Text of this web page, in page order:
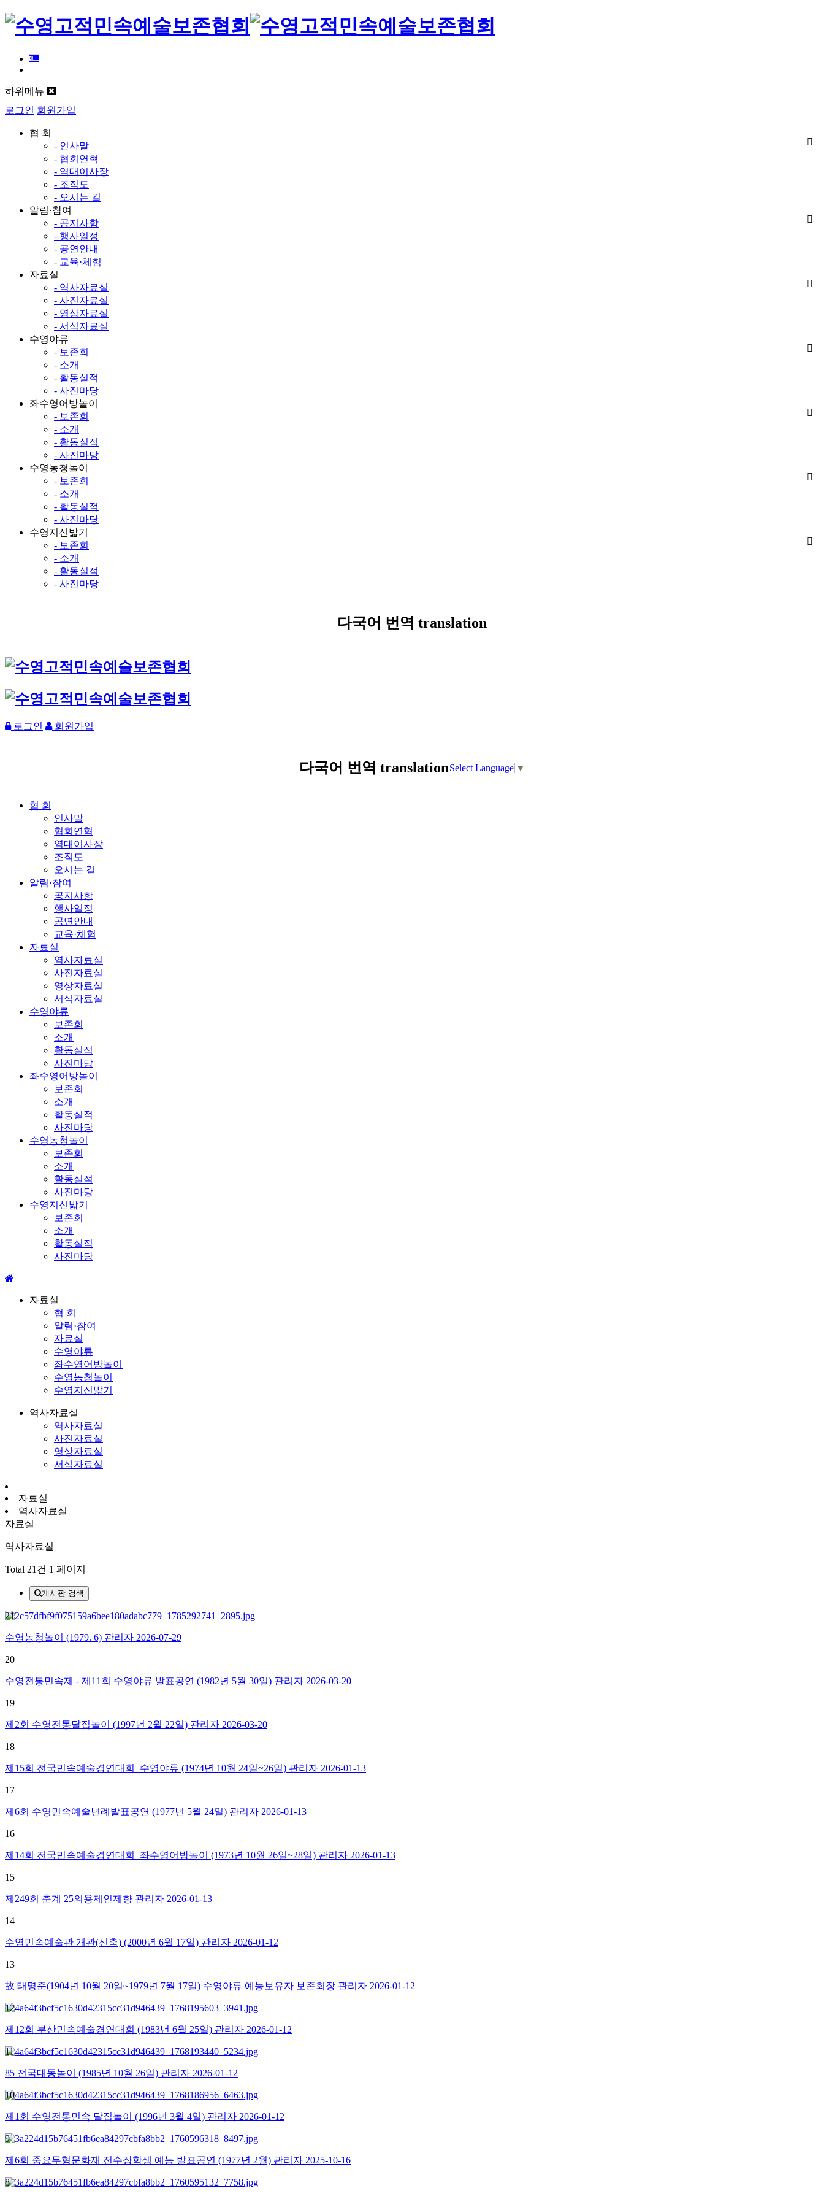
하위메뉴
로그인 회원가입
협 회
- 인사말
- 협회연혁
- 역대이사장
- 조직도
- 오시는 길
알림·참여
- 공지사항
- 행사일정
- 공연안내
- 교육·체험
자료실
- 역사자료실
- 사진자료실
- 영상자료실
- 서식자료실
수영야류
- 보존회
- 소개
- 활동실적
- 사진마당
좌수영어방놀이
- 보존회
- 소개
- 활동실적
- 사진마당
수영농청놀이
- 보존회
- 소개
- 활동실적
- 사진마당
수영지신밟기
- 보존회
- 소개
- 활동실적
- 사진마당
다국어 번역 translation
로그인 회원가입
다국어 번역 translationSelect Language ▼
협 회
인사말
협회연혁
역대이사장
조직도
오시는 길
알림·참여
공지사항
행사일정
공연안내
교육·체험
자료실
역사자료실
사진자료실
영상자료실
서식자료실
수영야류
보존회
소개
활동실적
사진마당
좌수영어방놀이
보존회
소개
활동실적
사진마당
수영농청놀이
보존회
소개
활동실적
사진마당
수영지신밟기
보존회
소개
활동실적
사진마당
자료실
협 회
알림·참여
자료실
수영야류
좌수영어방놀이
수영농청놀이
수영지신밟기
역사자료실
역사자료실
사진자료실
영상자료실
서식자료실
자료실
역사자료실
자료실
역사자료실
Total 21건 1 페이지
게시판 검색
21
수영농청놀이 (1979. 6) 관리자 2026-07-29
20
수영전통민속제 - 제11회 수영야류 발표공연 (1982년 5월 30일) 관리자 2026-03-20
19
제2회 수영전통달집놀이 (1997년 2월 22일) 관리자 2026-03-20
18
제15회 전국민속예술경연대회_수영야류 (1974년 10월 24일~26일) 관리자 2026-01-13
17
제6회 수영민속예술년례발표공연 (1977년 5월 24일) 관리자 2026-01-13
16
제14회 전국민속예술경연대회_좌수영어방놀이 (1973년 10월 26일~28일) 관리자 2026-01-13
15
제249회 춘계 25의용제인제향 관리자 2026-01-13
14
수영민속예술관 개관(신축) (2000년 6월 17일) 관리자 2026-01-12
13
故 태명준(1904년 10월 20일~1979년 7월 17일) 수영야류 예능보유자 보존회장 관리자 2026-01-12
12
제12회 부산민속예술경연대회 (1983년 6월 25일) 관리자 2026-01-12
11
85 전국대동놀이 (1985년 10월 26일) 관리자 2026-01-12
10
제1회 수영전통민속 달집놀이 (1996년 3월 4일) 관리자 2026-01-12
9
제6회 중요무형문화재 전수장학생 예능 발표공연 (1977년 2월) 관리자 2025-10-16
8